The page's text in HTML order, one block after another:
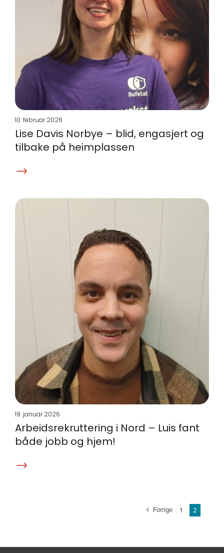
10. februar 2026
Lise Davis Norbye – blid, engasjert og
tilbake på heimplassen
19. januar 2026
Arbeidsrekruttering i Nord – Luis fant
både jobb og hjem!
Forrige 1 2